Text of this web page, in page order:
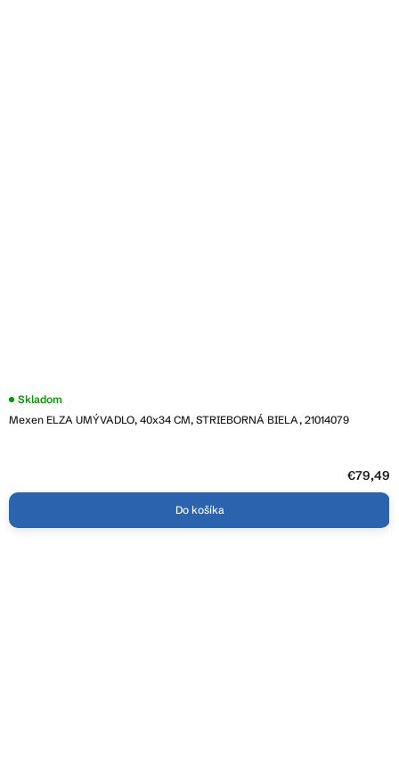
Mexen ELZA UMÝVADLO, 40x34 CM, STRIEBORNÁ BIELA, 21014079
Skladom
€79,49
Do košíka